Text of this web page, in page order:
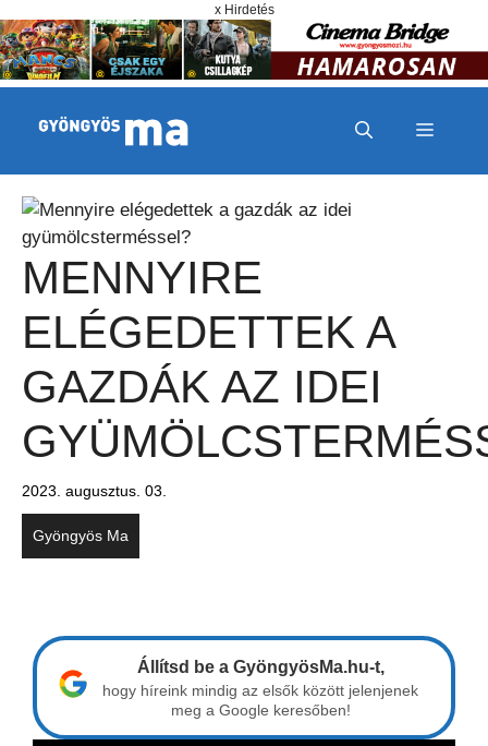
x Hirdetés
MENÜ
MENNYIRE
ELÉGEDETTEK A
GAZDÁK AZ IDEI
2023. augusztus. 03.
Gyöngyös Ma
Állítsd be a GyöngyösMa.hu-t,
hogy híreink mindig az elsők között jelenjenek
meg a Google keresőben!